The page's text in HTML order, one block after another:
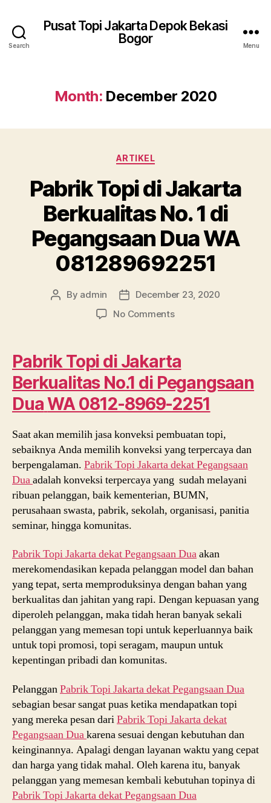
Search
Pusat Topi Jakarta Depok Bekasi
Bogor
Menu
Month: December 2020
Categories
ARTIKEL
Pabrik Topi di Jakarta
Berkualitas No. 1 di
Pegangsaan Dua WA
081289692251
Post
By admin
Post
date
December 23, 2020
No Commentson
Jakarta
Berkualitas
No.
1
Pegangsaan
Dua
WA
081289692251
Pabrik Topi di Jakarta
Berkualitas No.1 di Pegangsaan
DuaWA 0812-8969-2251
Saat akan memilih jasa konveksi pembuatan topi,
sebaiknya Anda memilih konveksi yang terpercaya dan
berpengalaman. Pabrik Topi Jakarta dekatPegangsaan
Duaadalah konveksi terpercaya yang sudah melayani
ribuan pelanggan, baik kementerian, BUMN,
perusahaan swasta, pabrik, sekolah, organisasi, panitia
seminar, hingga komunitas.
Pabrik Topi Jakarta dekatPegangsaan Duaakan
merekomendasikan kepada pelanggan model dan bahan
yang tepat, serta memproduksinya dengan bahan yang
berkualitas dan jahitan yang rapi. Dengan kepuasan yang
diperoleh pelanggan, maka tidah heran banyak sekali
pelanggan yang memesan topi untuk keperluannya baik
untuk topi promosi, topi seragam, maupun untuk
kepentingan pribadi dan komunitas.
PelangganPabrik Topi Jakarta dekatPegangsaan Dua
sebagian besar sangat puas ketika mendapatkan topi
yang mereka pesan dariPabrik Topi Jakarta dekat
Pegangsaan Duakarena sesuai dengan kebutuhan dan
keinginannya. Apalagi dengan layanan waktu yang cepat
dan harga yang tidak mahal. Oleh karena itu, banyak
pelanggan yang memesan kembali kebutuhan topinya di
Pabrik Topi Jakarta dekatPegangsaan Dua